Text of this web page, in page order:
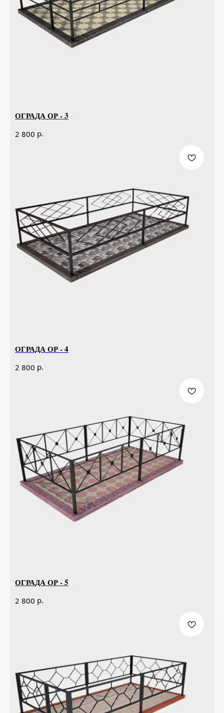
ОГРАДА ОР - 3
2 800 р.
ОГРАДА ОР - 4
2 800 р.
ОГРАДА ОР - 5
2 800 р.